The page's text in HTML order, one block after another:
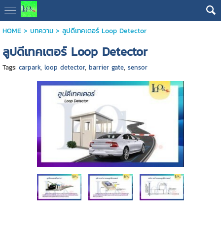
HOME> บทความ> ลูปดีเทคเตอร์ Loop Detector
ลูปดีเทคเตอร์ Loop Detector
Tags: carpark, loop detector, barrier gate, sensor